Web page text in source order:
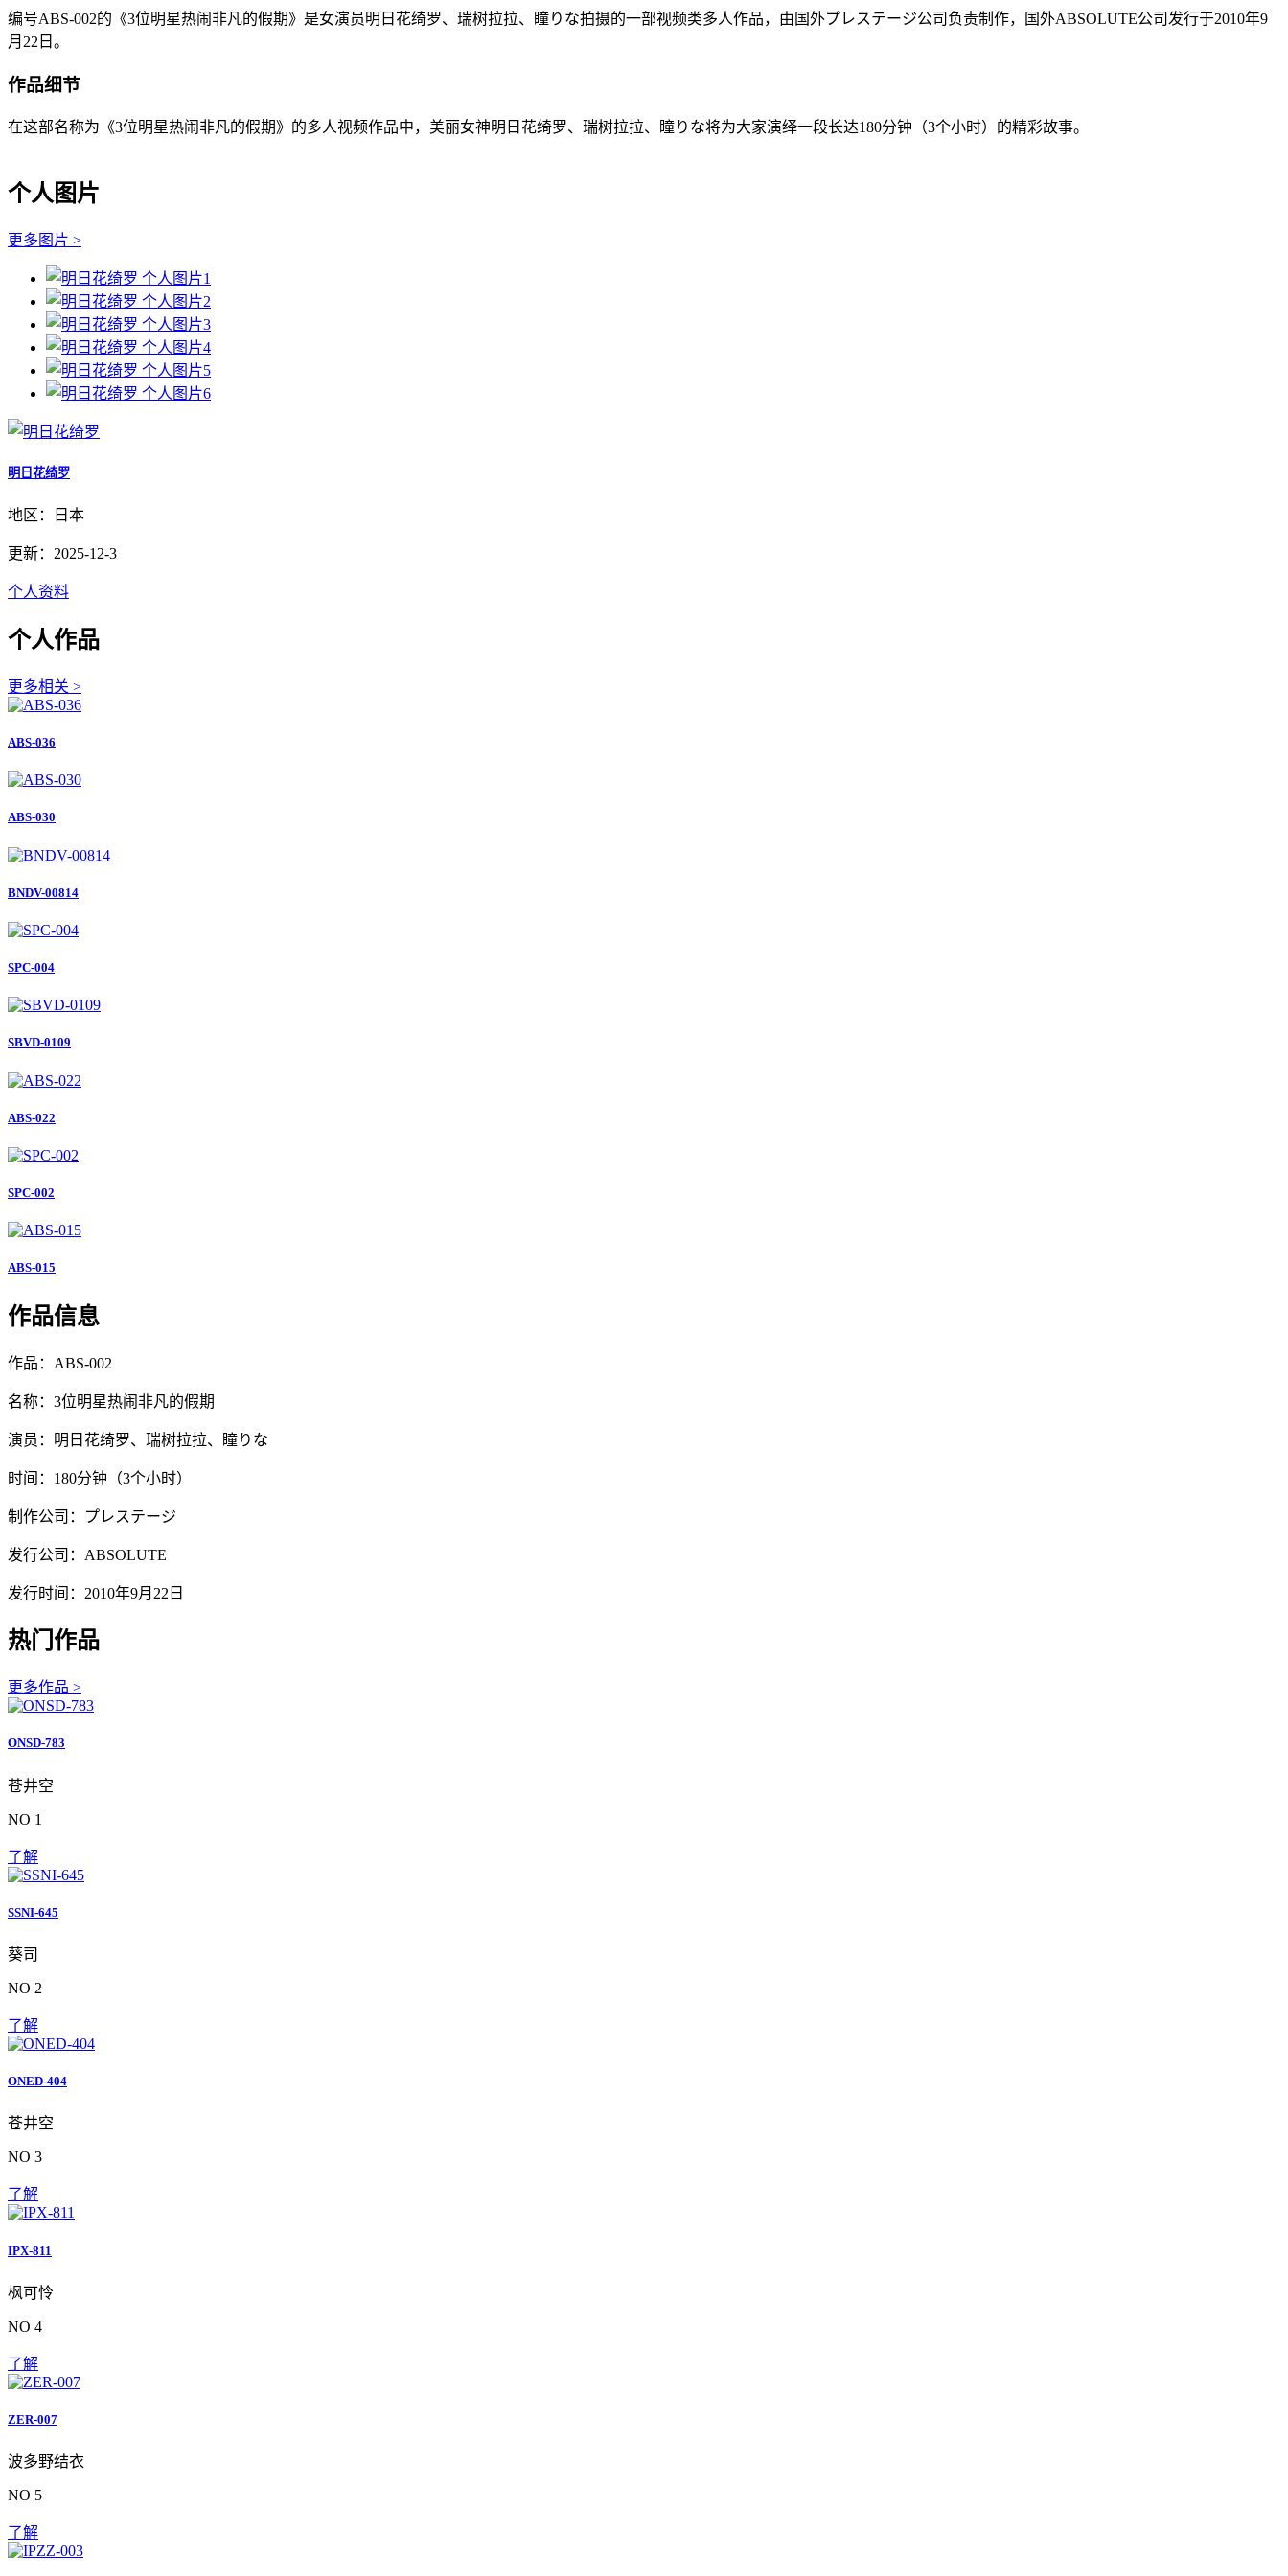
编号ABS-002的《3位明星热闹非凡的假期》是女演员明日花绮罗、瑞树拉拉、瞳りな拍摄的一部视频类多人作品，由国外プレステージ公司负责制作，国外ABSOLUTE公司发行于2010年9
月22日。
作品细节
在这部名称为《3位明星热闹非凡的假期》的多人视频作品中，美丽女神明日花绮罗、瑞树拉拉、瞳りな将为大家演绎一段长达180分钟（3个小时）的精彩故事。
个人图片
更多图片 >
明日花绮罗
地区：日本
更新：2025-12-3
个人资料
个人作品
更多相关 >
ABS-036
ABS-030
BNDV-00814
SPC-004
SBVD-0109
ABS-022
SPC-002
ABS-015
作品信息
作品：ABS-002
名称：3位明星热闹非凡的假期
演员：明日花绮罗、瑞树拉拉、瞳りな
时间：180分钟（3个小时）
制作公司：プレステージ
发行公司：ABSOLUTE
发行时间：2010年9月22日
热门作品
更多作品 >
ONSD-783
苍井空
NO 1
了解
SSNI-645
葵司
NO 2
了解
ONED-404
苍井空
NO 3
了解
IPX-811
枫可怜
NO 4
了解
ZER-007
波多野结衣
NO 5
了解